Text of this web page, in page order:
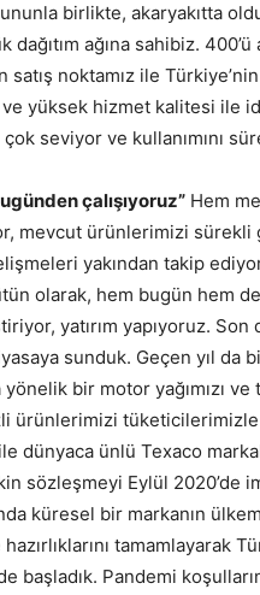
birlikte, akaryakıtta
dağıtım ağına sahibiz.
satış noktamız ile
yüksek hizmet kalitesi ile
seviyor ve kullanımını
çalışıyoruz” Hem
mevcut ürünlerimizi
yakından takip
olarak, hem bugün hem
yatırım yapıyoruz.
sunduk. Geçen yıl
bir motor yağımızı
ürünlerimizi
dünyaca ünlü Texaco
sözleşmeyi Eylül 2020’de
küresel bir markanın
tamamlayarak
başladık. Pandemi